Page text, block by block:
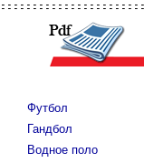
Футбол
Гандбол
Водное поло